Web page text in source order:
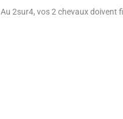
Au 2sur4, vos 2 chevaux doivent